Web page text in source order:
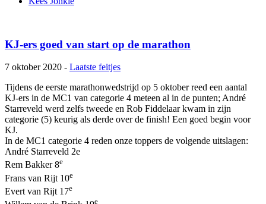
KJ-ers goed van start op de marathon
7 oktober 2020 - Laatste feitjes
Tijdens de eerste marathonwedstrijd op 5 oktober reed een aantal
KJ-ers in de MC1 van categorie 4 meteen al in de punten; André
Starreveld werd zelfs tweede en Rob Fiddelaar kwam in zijn
categorie (5) keurig als derde over de finish! Een goed begin voor
KJ.
In de MC1 categorie 4 reden onze toppers de volgende uitslagen:
André Starreveld 2e
Rem Bakker 8e
Frans van Rijt 10e
Evert van Rijt 17e
e